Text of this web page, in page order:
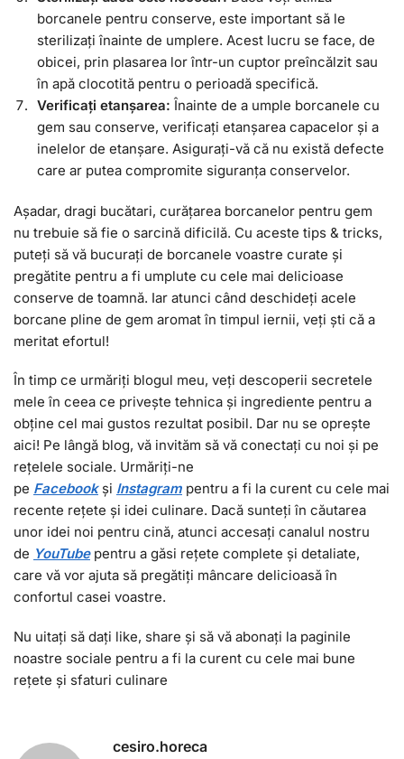
borcanele pentru conserve, este important să le
sterilizați înainte de umplere. Acest lucru se face, de
obicei, prin plasarea lor într-un cuptor preîncălzit sau
în apă clocotită pentru o perioadă specifică.
Verificați etanșarea: Înainte de a umple borcanele cu
gem sau conserve, verificați etanșarea capacelor și a
inelelor de etanșare. Asigurați-vă că nu există defecte
care ar putea compromite siguranța conservelor.
Așadar, dragi bucătari, curățarea borcanelor pentru gem
nu trebuie să fie o sarcină dificilă. Cu aceste tips & tricks,
puteți să vă bucurați de borcanele voastre curate și
pregătite pentru a fi umplute cu cele mai delicioase
conserve de toamnă. Iar atunci când deschideți acele
borcane pline de gem aromat în timpul iernii, veți ști că a
meritat efortul!
În timp ce urmăriți blogul meu, veți descoperii secretele
mele în ceea ce privește tehnica și ingrediente pentru a
obține cel mai gustos rezultat posibil. Dar nu se oprește
aici! Pe lângă blog, vă invităm să vă conectați cu noi și pe
rețelele sociale. Urmăriți-ne
pe Facebookși Instagram pentru a fi la curent cu cele mai
recente rețete și idei culinare. Dacă sunteți în căutarea
unor idei noi pentru cină, atunci accesați canalul nostru
de YouTubepentru a găsi rețete complete și detaliate,
care vă vor ajuta să pregătiți mâncare delicioasă în
confortul casei voastre.
Nu uitați să dați like, share și să vă abonați la paginile
noastre sociale pentru a fi la curent cu cele mai bune
rețete și sfaturi culinare
cesiro.horeca